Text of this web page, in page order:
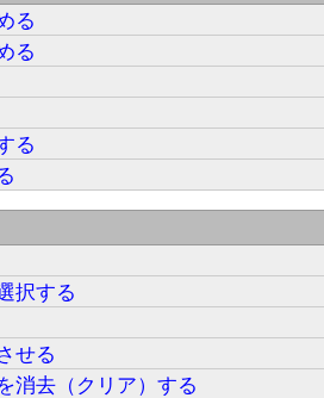
る
る
る
択する
せる
消去（クリア）する